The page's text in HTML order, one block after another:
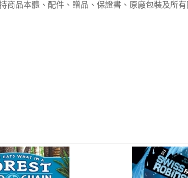
商品本體、配件、贈品、保證書、原廠包裝及所